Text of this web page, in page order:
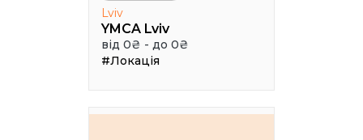
Lviv
YMCA Lviv
від 0₴ - до 0₴
#Локація